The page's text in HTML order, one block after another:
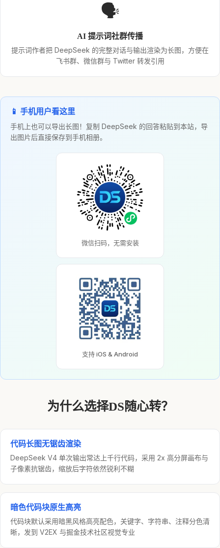
🗣️
AI 提示词社群传播
提示词作者把 DeepSeek 的完整对话与输出渲染为长图，方便在
飞书群、微信群与 Twitter 转发引用
📱 手机用户看这里
手机上也可以导出长图！复制 DeepSeek 的回答粘贴到本站，导
出图片后直接保存到手机相册。
微信扫码，无需安装
支持 iOS & Android
为什么选择DS随心转？
代码长图无锯齿渲染
DeepSeek V4 单次输出常达上千行代码，采用 2x 高分屏画布与
子像素抗锯齿，缩放后字符依然锐利不糊
暗色代码块原生高亮
代码块默认采用暗黑风格高亮配色，关键字、字符串、注释分色清
晰，发到 V2EX 与掘金技术社区视觉专业